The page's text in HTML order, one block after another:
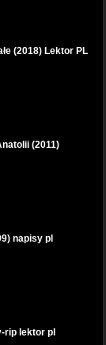
(2018) Lektor PL
(2011)
napisy pl
rip lektor pl